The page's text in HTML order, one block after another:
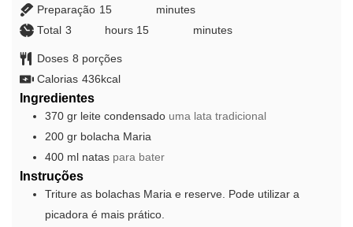
Preparação 15minutes
minutes
Total 3hours hours 15minutes minutes
Doses 8 porções
Calorias 436 kcal
Ingredientes
370 gr leite condensado uma lata tradicional
200 gr bolacha Maria
400 ml natas para bater
Instruções
Triture as bolachas Maria e reserve. Pode utilizar a
picadora é mais prático.